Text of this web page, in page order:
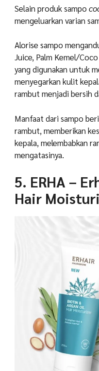
Selain produk sampo
mengeluarkan varian
Alorise sampo
Juice, Palm Kemel/
yang digunakan untuk
menyegarkan kulit
rambut menjadi bersih
Manfaat dari sampo
rambut, memberikan
kepala, melembabkan
mengatasinya.
5. ERHA –
Hair